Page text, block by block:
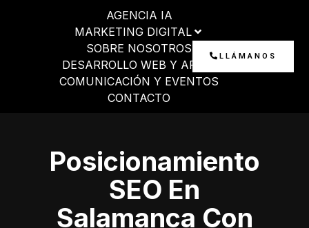
AGENCIA IA
MARKETING DIGITAL
SOBRE NOSOTROS
DESARROLLO WEB Y APP
COMUNICACIÓN Y EVENTOS
CONTACTO
LLÁMANOS
Posicionamiento
SEO En
Salamanca Con